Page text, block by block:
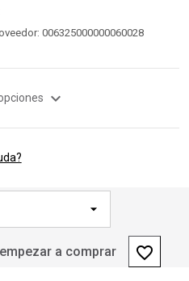
006325000000060028
expand_more
a comprar favorite_border